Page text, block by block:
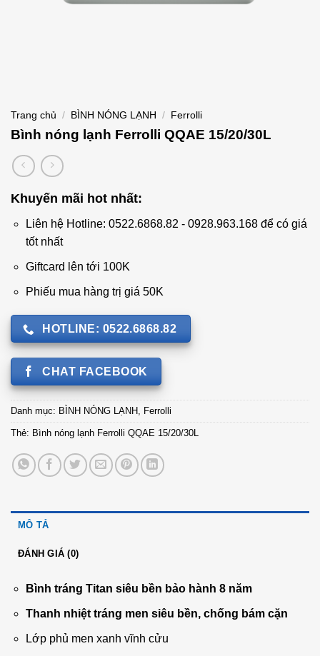
Trang chủ / BÌNH NÓNG LẠNH / Ferrolli
Bình nóng lạnh Ferrolli QQAE 15/20/30L
Khuyến mãi hot nhất:
Liên hệ Hotline: 0522.6868.82 - 0928.963.168 để có giá
tốt nhất
Giftcard lên tới 100K
Phiếu mua hàng trị giá 50K
HOTLINE: 0522.6868.82
CHAT FACEBOOK
Danh mục: BÌNH NÓNG LẠNH, Ferrolli
Thẻ: Bình nóng lạnh Ferrolli QQAE 15/20/30L
MÔ TẢ
ĐÁNH GIÁ (0)
Bình tráng Titan siêu bền bảo hành 8 năm
Thanh nhiệt tráng men siêu bền, chống bám cặn
Lớp phủ men xanh vĩnh cửu